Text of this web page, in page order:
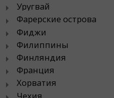
Уругвай
Фарерские острова
Фиджи
Филиппины
Финляндия
Франция
Хорватия
Чехия